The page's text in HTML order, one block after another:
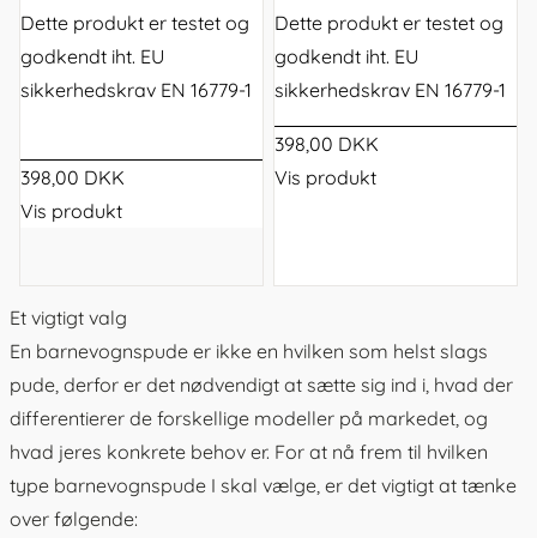
Dette produkt er testet og
godkendt iht. EU
sikkerhedskrav EN 16779-1
398,00 DKK
Vis produkt
Dette produkt er testet og
godkendt iht. EU
sikkerhedskrav EN 16779-1
398,00 DKK
Vis produkt
Et vigtigt valg
En barnevognspude er ikke en hvilken som helst slags
pude, derfor er det nødvendigt at sætte sig ind i, hvad der
differentierer de forskellige modeller på markedet, og
hvad jeres konkrete behov er. For at nå frem til hvilken
type barnevognspude I skal vælge, er det vigtigt at tænke
over følgende: